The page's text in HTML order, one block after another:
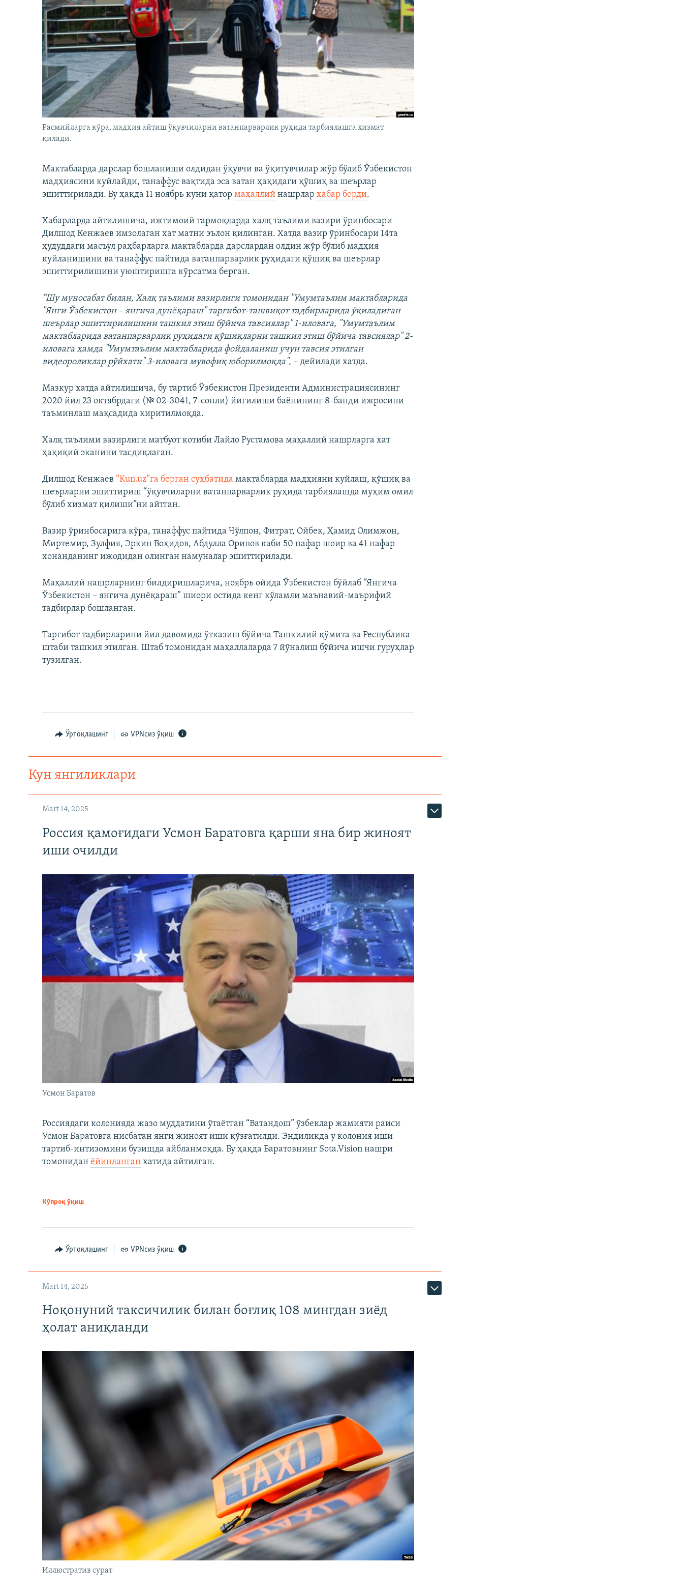
Расмийларга кўра, мадҳия айтиш ўқувчиларни ватанпарварлик руҳида тарбиялашга хизмат
қилади.
Мактабларда дарслар бошланиши олдидан ўқувчи ва ўқитувчилар жўр бўлиб Ўзбекистон
мадҳиясини куйлайди, танаффус вақтида эса ватан ҳақидаги қўшиқ ва шеърлар
эшиттирилади. Бу ҳақда 11 ноябрь куни қатор маҳаллий нашрлар хабар берди.
Хабарларда айтилишича, ижтимоий тармоқларда халқ таълими вазири ўринбосари
Дилшод Кенжаев имзолаган хат матни эълон қилинган. Хатда вазир ўринбосари 14та
ҳудуддаги масъул раҳбарларга мактабларда дарслардан олдин жўр бўлиб мадҳия
куйланишини ва танаффус пайтида ватанпарварлик руҳидаги қўшиқ ва шеърлар
эшиттирилишини уюштиришга кўрсатма берган.
“Шу муносабат билан, Халқ таълими вазирлиги томонидан "Умумтаълим мактабларида
"Янги Ўзбекистон – янгича дунёқараш" тарғибот-ташвиқот тадбирларида ўқиладиган
шеърлар эшиттирилишини ташкил этиш бўйича тавсиялар" 1-иловага, "Умумтаълим
мактабларида ватанпарварлик руҳидаги қўшиқларни ташкил этиш бўйича тавсиялар" 2-
иловага ҳамда "Умумтаълим мактабларида фойдаланиш учун тавсия этилган
видеороликлар рўйхати" 3-иловага мувофиқ юборилмоқда", – дейилади хатда.
Мазкур хатда айтилишича, бу тартиб Ўзбекистон Президенти Администрациясининг
2020 йил 23 октябрдаги (№ 02-3041, 7-сонли) йиғилиши баёнининг 8-банди ижросини
таъминлаш мақсадида киритилмоқда.
Халқ таълими вазирлиги матбуот котиби Лайло Рустамова маҳаллий нашрларга хат
ҳақиқий эканини тасдиқлаган.
Дилшод Кенжаев “Kun.uz”га берган суҳбатида мактабларда мадҳияни куйлаш, қўшиқ ва
шеърларни эшиттириш “ўқувчиларни ватанпарварлик руҳида тарбиялашда муҳим омил
бўлиб хизмат қилиши”ни айтган.
Вазир ўринбосарига кўра, танаффус пайтида Чўлпон, Фитрат, Ойбек, Ҳамид Олимжон,
Миртемир, Зулфия, Эркин Воҳидов, Абдулла Орипов каби 50 нафар шоир ва 41 нафар
хонанданинг ижодидан олинган намуналар эшиттирилади.
Маҳаллий нашрларнинг билдиришларича, ноябрь ойида Ўзбекистон бўйлаб “Янгича
Ўзбекистон – янгича дунёқараш” шиори остида кенг кўламли маънавий-маърифий
тадбирлар бошланган.
Тарғибот тадбирларини йил давомида ўтказиш бўйича Ташкилий қўмита ва Республика
штаби ташкил этилган. Штаб томонидан маҳаллаларда 7 йўналиш бўйича ишчи гуруҳлар
тузилган.
Ўртоқлашинг VPNсиз ўқиш
Кун янгиликлари
Mart 14, 2025
Россия қамоғидаги Усмон Баратовга қарши яна бир жиноят
иши очилди
Усмон Баратов
Россиядаги колонияда жазо муддатини ўтаётган “Ватандош” ўзбеклар жамияти раиси
Усмон Баратовга нисбатан янги жиноят иши қўзғатилди. Эндиликда у колония иши
тартиб-интизомини бузишда айбланмоқда. Бу ҳақда Баратовнинг Sota.Vision нашри
томонидан ёйинланган хатида айтилган.
Кўпроқ ўқиш
Ўртоқлашинг VPNсиз ўқиш
Mart 14, 2025
Ноқонуний таксичилик билан боғлиқ 108 мингдан зиёд
ҳолат аниқланди
Иллюстратив сурат